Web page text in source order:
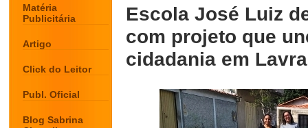
Matéria
Publicitária
Artigo
Click do Leitor
Publ. Oficial
Blog Sabrina
Escola José Luiz
com projeto que
cidadania em